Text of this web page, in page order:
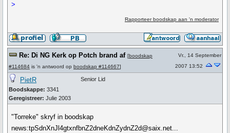
>
Rapporteer boodskap aan 'n moderator
Re: Di NG Kerk op Potch brand af [boodskap
#114684 is 'n antwoord op boodskap #114667]
Vr., 14 September
2007 13:52
PietR
Boodskappe: 3341
Geregistreer: Julie 2003
Senior Lid
"Torreke" skryf in boodskap
news:tpSdnXnJl4gtxnfbnZ2dneKdnZydnZ2d@saix.net...